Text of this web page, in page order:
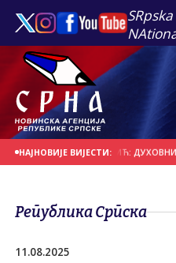
SRpska
НАЈНОВИЈЕ ВИЈЕСТИ:
РОМИЋ: ДУХОВНИ
Република Српска
11.08.2025